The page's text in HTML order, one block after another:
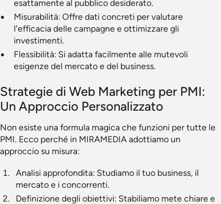
esattamente al pubblico desiderato.
Misurabilità: Offre dati concreti per valutare
l'efficacia delle campagne e ottimizzare gli
investimenti.
Flessibilità: Si adatta facilmente alle mutevoli
esigenze del mercato e del business.
Strategie di Web Marketing per PMI:
Un Approccio Personalizzato
Non esiste una formula magica che funzioni per tutte le
PMI. Ecco perché in MIRAMEDIA adottiamo un
approccio su misura:
Analisi approfondita: Studiamo il tuo business, il
mercato e i concorrenti.
Definizione degli obiettivi: Stabiliamo mete chiare e